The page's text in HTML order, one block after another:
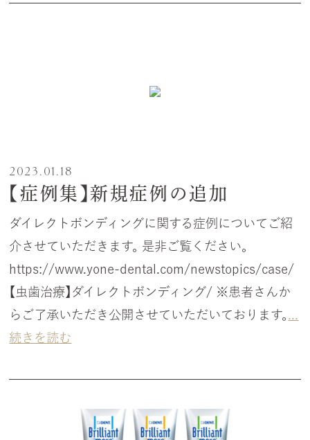
2023.01.18
【症例集】新規症例の追加
ダイレクトボンディングに関する症例についてご紹
介させていただきます。 是非ご覧ください。
https://www.yone-dental.com/newstopics/case/
【虫歯治療】ダイレクトボンディング/ ※患者さんか
らご了承いただき公開させていただいております。
続きを読む